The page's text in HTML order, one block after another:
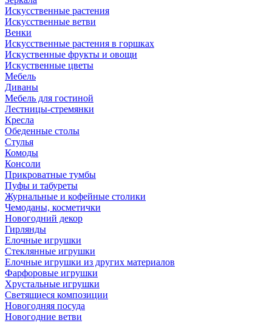
Искусственные растения
Искусственные ветви
Венки
Искусственные растения в горшках
Искуственные фрукты и овощи
Искуственные цветы
Мебель
Диваны
Мебель для гостиной
Лестницы-стремянки
Кресла
Обеденные столы
Стулья
Комоды
Консоли
Прикроватные тумбы
Пуфы и табуреты
Журнальные и кофейные столики
Чемоданы, косметички
Новогодний декор
Гирлянды
Елочные игрушки
Стеклянные игрушки
Елочные игрушки из других материалов
Фарфоровые игрушки
Хрустальные игрушки
Светящиеся композиции
Новогодняя посуда
Новогодние ветви